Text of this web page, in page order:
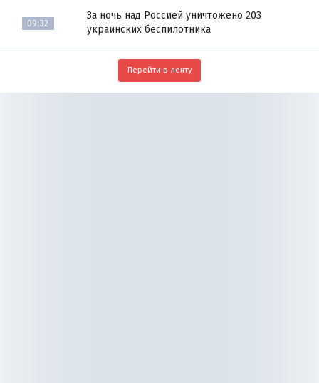
09:32
За ночь над Россией уничтожено 203
украинских беспилотника
Перейти в ленту